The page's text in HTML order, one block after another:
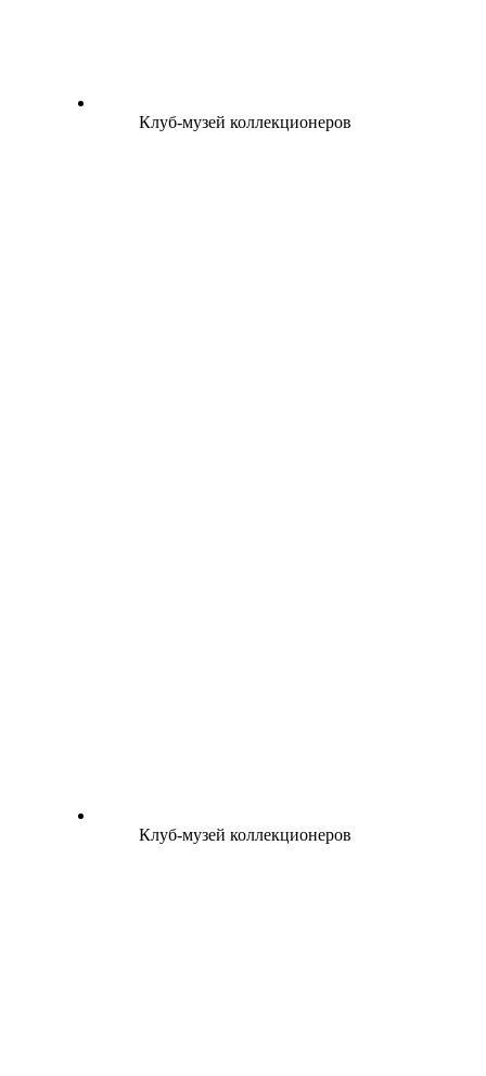
Клуб-музей коллекционеров
Клуб-музей коллекционеров